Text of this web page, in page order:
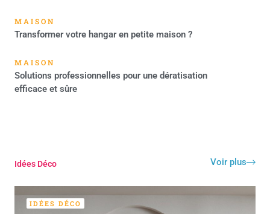
MAISON
Transformer votre hangar en petite maison ?
MAISON
Solutions professionnelles pour une dératisation
efficace et sûre
Idées Déco Voir plus
IDÉES DÉCO